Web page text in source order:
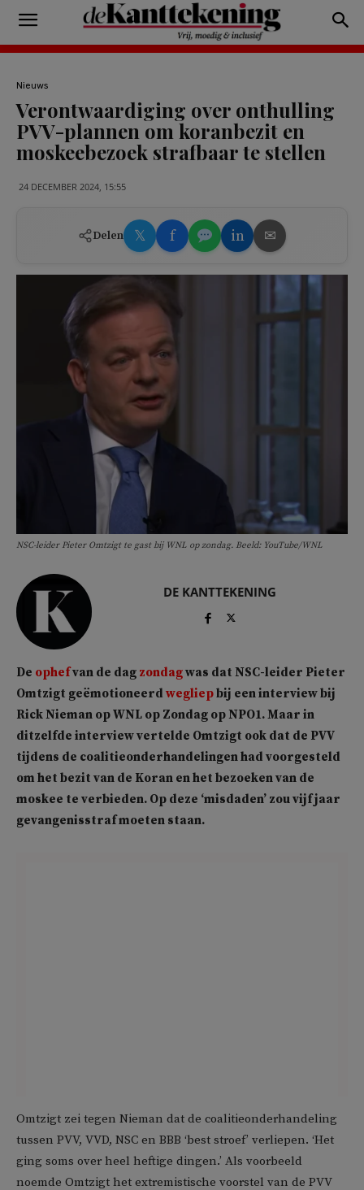
Nieuws
Verontwaardiging over onthulling
PVV-plannen om koranbezit en
moskeebezoek strafbaar te stellen
24 DECEMBER 2024, 15:55
Delen 𝕏 f in ✉
NSC-leider Pieter Omtzigt te gast bij WNL op zondag. Beeld: YouTube/WNL
DE KANTTEKENING
De ophefvan de dag zondagwas dat NSC-leider Pieter
Omtzigt geëmotioneerd wegliepbij een interview bij
Rick Nieman op WNL op Zondag op NPO1. Maar in
ditzelfde interview vertelde Omtzigt ook dat de PVV
tijdens de coalitieonderhandelingen had voorgesteld
om het bezit van de Koran en het bezoeken van de
moskee te verbieden. Op deze ‘misdaden’ zou vijf jaar
gevangenisstraf moeten staan.
Omtzigt zei tegen Nieman dat de coalitieonderhandeling
tussen PVV, VVD, NSC en BBB ‘best stroef’ verliepen. ‘Het
ging soms over heel heftige dingen.’ Als voorbeeld
noemde Omtzigt het extremistische voorstel van de PVV